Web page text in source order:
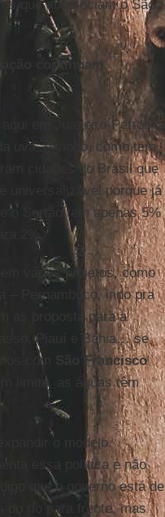
que abasteciam o São
continuam
em Juazeiro-Petrolina
uva, o vinho, como tem
cidades do Brasil que
universalizável porque já
o Sertão tem apenas 5%
2%.
vários projetos, como
– Pernambuco, indo pra
as proposta para a
Piauí e Bahia… se
com
São Francisco
limite, as águas têm
o modelo.
essa política e não
que o governo está de
do rio para frente, mas